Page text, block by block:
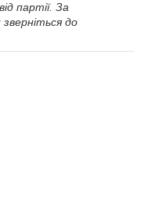
партії. За
до